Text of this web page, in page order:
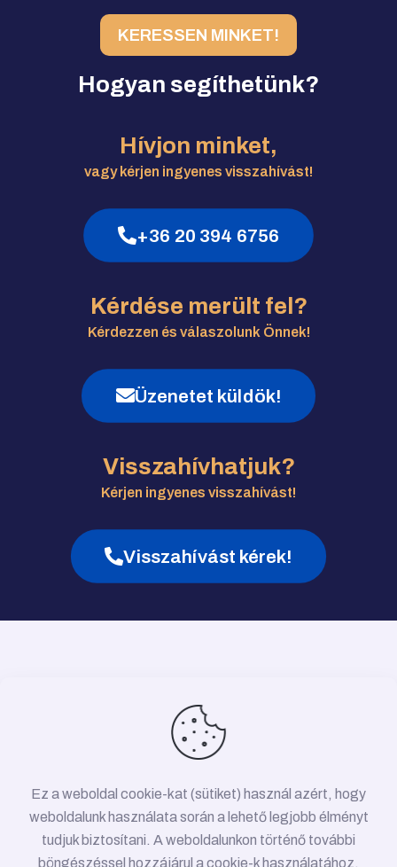
KERESSEN MINKET!
Hogyan segíthetünk?
Hívjon minket,
vagy kérjen ingyenes visszahívást!
+36 20 394 6756
Kérdése merült fel?
Kérdezzen és válaszolunk Önnek!
Üzenetet küldök!
Visszahívhatjuk?
Kérjen ingyenes visszahívást!
Visszahívást kérek!
Ez a weboldal cookie-kat (sütiket) használ azért, hogy
weboldalunk használata során a lehető legjobb élményt
tudjuk biztosítani. A weboldalunkon történő további
böngészéssel hozzájárul a cookie-k használatához.